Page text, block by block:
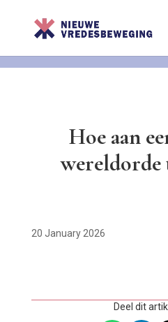
Hoe aan
wereldorde
20 January 2026
Deel dit